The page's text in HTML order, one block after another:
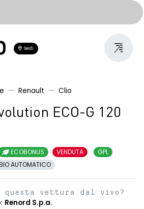
Sedi
Renault Clio
ECO-G 120
ECOBONUS VENDUTA
GPL
AUTOMATICO
questa vettura dal vivo?
Renord S.p.a.